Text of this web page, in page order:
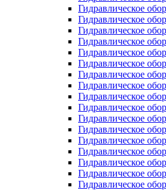
Гидравлическое
Гидравлическое
Гидравлическое
Гидравлическое
Гидравлическое
Гидравлическое
Гидравлическое
Гидравлическое
Гидравлическое
Гидравлическое
Гидравлическое
Гидравлическое
Гидравлическое
Гидравлическое
Гидравлическое
Гидравлическое
Гидравлическое